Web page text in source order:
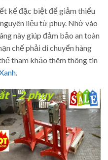
kế đặc biệt để giảm thiểu
liệu từ phuy. Nhờ vào
này giúp đảm bảo an toàn
chế phải di chuyển hàng
tham khảo thêm thông tin
.